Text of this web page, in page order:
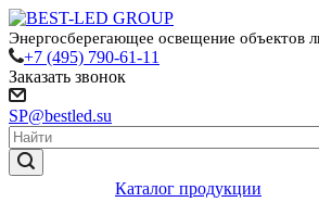
Энергосберегающее освещение объектов
+7 (495) 790-61-11
Заказать звонок
SP@bestled.su
Каталог продукции